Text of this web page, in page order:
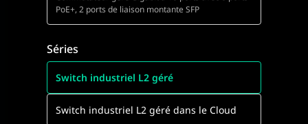
PoE+, 2 ports de liaison montante SFP
Séries
Switch industriel L2 géré
Switch industriel L2 géré dans le Cloud